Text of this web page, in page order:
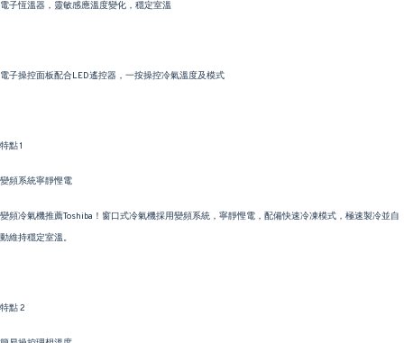
電子恆溫器，靈敏感應溫度變化，穩定室溫
電子操控面板配合LED遙控器，一按操控冷氣溫度及模式
特點 1
變頻系統寧靜慳電
變頻冷氣機推薦Toshiba！窗口式冷氣機採用變頻系統，寧靜慳電，配備快速冷凍模式，極速製冷並自
動維持穩定室溫。
特點 2